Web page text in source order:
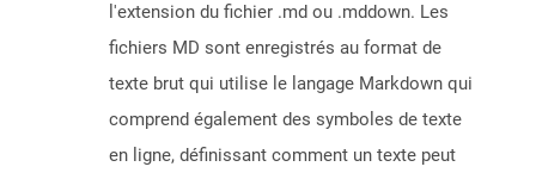
l'extension du fichier .md ou .mddown. Les
fichiers MD sont enregistrés au format de
texte brut qui utilise le langage Markdown qui
comprend également des symboles de texte
en ligne, définissant comment un texte peut